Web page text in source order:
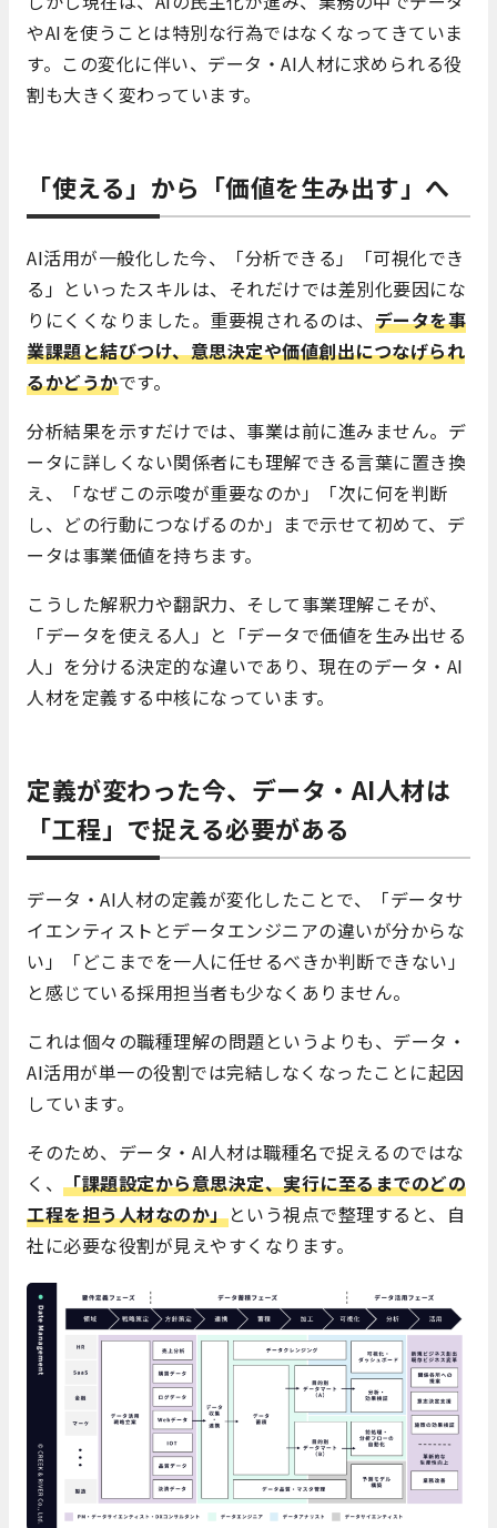
やAIを使うことは特別な行為ではなくなってきていま
す。この変化に伴い、データ・AI人材に求められる役
割も大きく変わっています。
「使える」から「価値を生み出す」へ
AI活用が一般化した今、「分析できる」「可視化でき
る」といったスキルは、それだけでは差別化要因にな
りにくくなりました。重要視されるのは、 データを事
業課題と結びつけ、意思決定や価値創出につなげられ
るかどうかです。
分析結果を示すだけでは、事業は前に進みません。デ
ータに詳しくない関係者にも理解できる言葉に置き換
え、「なぜこの示唆が重要なのか」「次に何を判断
し、どの行動につなげるのか」まで示せて初めて、デ
ータは事業価値を持ちます。
こうした解釈力や翻訳力、そして事業理解こそが、
「データを使える人」と「データで価値を生み出せる
人」を分ける決定的な違いであり、現在のデータ・AI
人材を定義する中核になっています。
定義が変わった今、データ・AI人材は
「工程」で捉える必要がある
データ・AI人材の定義が変化したことで、「データサ
イエンティストとデータエンジニアの違いが分からな
い」「どこまでを一人に任せるべきか判断できない」
と感じている採用担当者も少なくありません。
これは個々の職種理解の問題というよりも、データ・
AI活用が単一の役割では完結しなくなったことに起因
しています。
そのため、データ・AI人材は職種名で捉えるのではな
く、 「課題設定から意思決定、実行に至るまでのどの
工程を担う人材なのか」という視点で整理すると、自
社に必要な役割が見えやすくなります。